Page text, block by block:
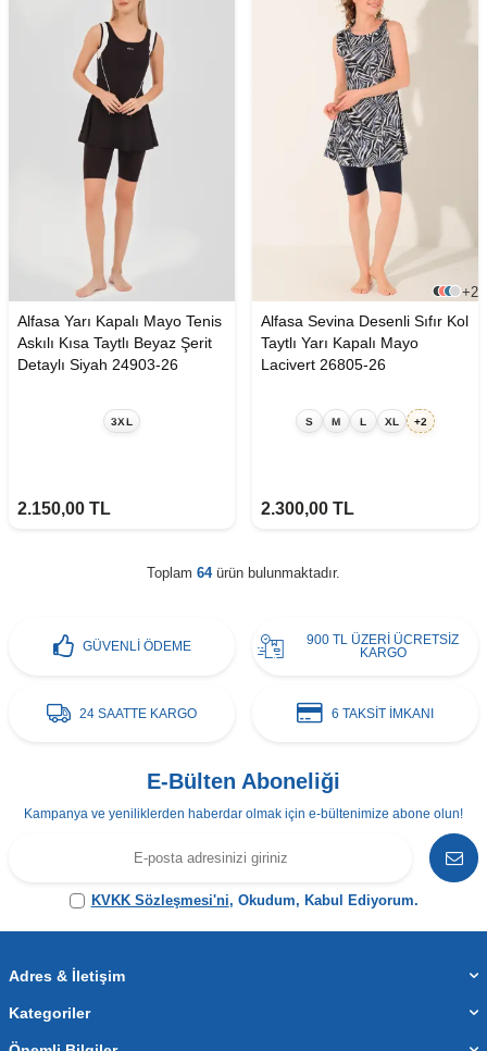
Alfasa Yarı Kapalı Mayo Tenis
Askılı Kısa Taytlı Beyaz Şerit
Detaylı Siyah 24903-26
3XL
2.150,00 TL
+2
Alfasa Sevina Desenli Sıfır Kol
Taytlı Yarı Kapalı Mayo
Lacivert 26805-26
S M L XL +2
2.300,00 TL
Toplam 64ürün bulunmaktadır.
GÜVENLİ ÖDEME
900 TL ÜZERİ ÜCRETSİZ
KARGO
24 SAATTE KARGO 6 TAKSİT İMKANI
E-Bülten Aboneliği
Kampanya ve yeniliklerden haberdar olmak için e-bültenimize abone olun!
KVKK Sözleşmesi'ni, Okudum, Kabul Ediyorum.
Adres & İletişim
Kategoriler